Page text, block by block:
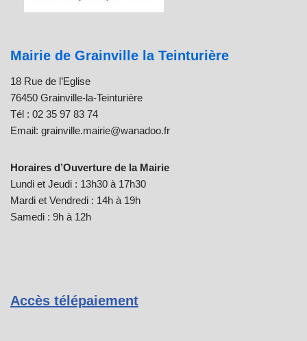
Mairie de Grainville la Teinturière
18 Rue de l’Eglise
76450 Grainville-la-Teinturière
Tél : 02 35 97 83 74
Email: grainville.mairie@wanadoo.fr
Horaires d’Ouverture de la Mairie
Lundi et Jeudi : 13h30 à 17h30
Mardi et Vendredi : 14h à 19h
Samedi : 9h à 12h
Accès télépaiement